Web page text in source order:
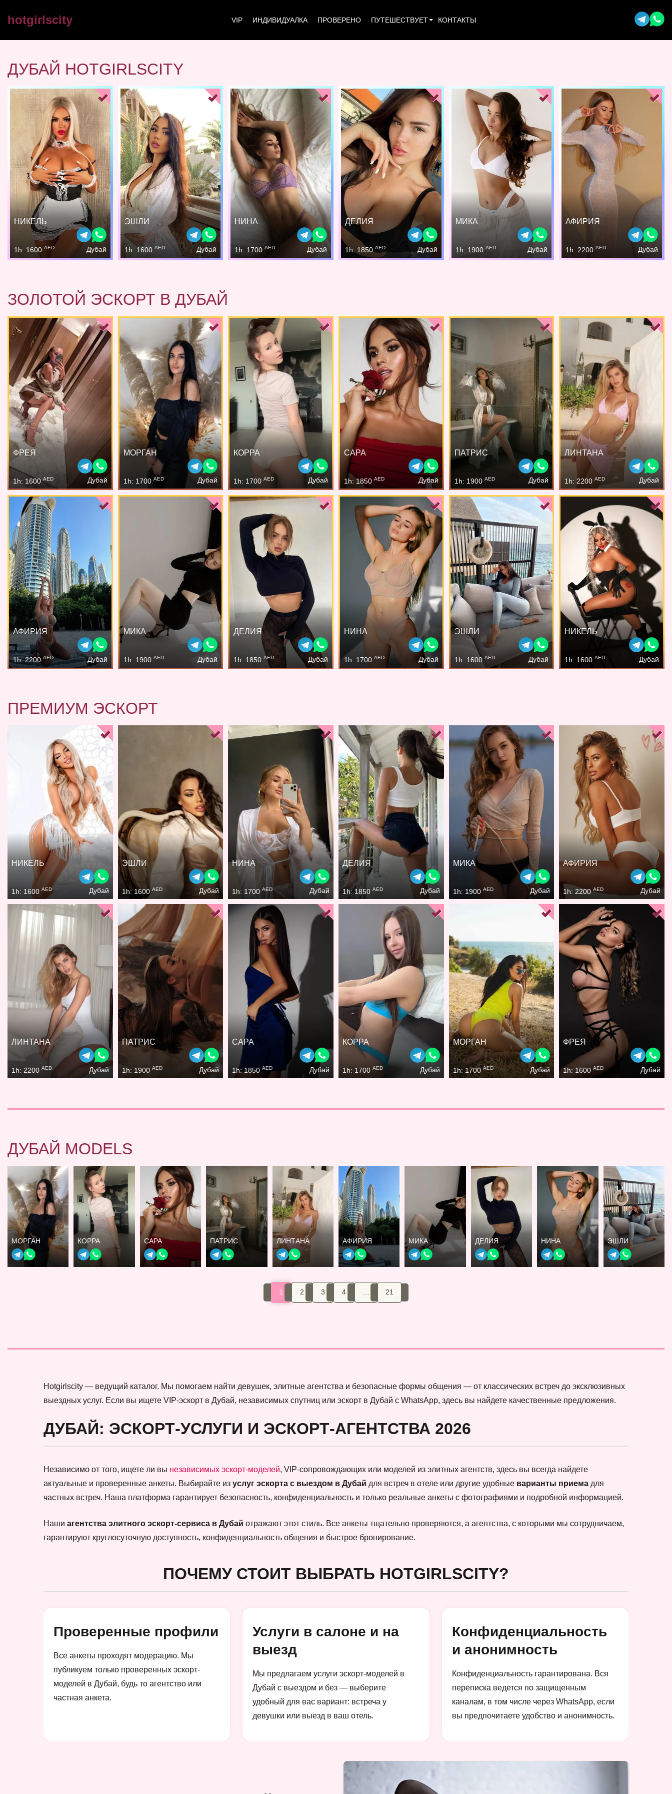
hotgirlscity VIP ИНДИВИДУАЛКА ПРОВЕРЕНО ПУТЕШЕСТВУЕТ КОНТАКТЫ
ДУБАЙ HOTGIRLSCITY
НИКЕЛЬ
1h: 1600 AED Дубай
ЭШЛИ
1h: 1600 AED Дубай
НИНА
1h: 1700AED Дубай
ДЕЛИЯ
1h: 1850 AED Дубай
МИКА
1h: 1900 AED Дубай
АФИРИЯ
1h: 2200AED Дубай
ЗОЛОТОЙ ЭСКОРТ В ДУБАЙ
ФРЕЯ
1h: 1600AED Дубай
МОРГАН
1h: 1700AED Дубай
КОРРА
1h: 1700AED Дубай
САРА
1h: 1850 AED Дубай
ПАТРИС
1h: 1900 AED Дубай
ЛИНТАНА
1h: 2200AED Дубай
АФИРИЯ
1h: 2200 AED Дубай
МИКА
1h: 1900 AED Дубай
ДЕЛИЯ
1h: 1850AED Дубай
НИНА
1h: 1700 AED Дубай
ЭШЛИ
1h: 1600 AED Дубай
НИКЕЛЬ
1h: 1600AED Дубай
ПРЕМИУМ ЭСКОРТ
НИКЕЛЬ
1h: 1600 AED Дубай
ЭШЛИ
1h: 1600 AED Дубай
НИНА
1h: 1700AED Дубай
ДЕЛИЯ
1h: 1850 AED Дубай
МИКА
1h: 1900 AED Дубай
АФИРИЯ
1h: 2200AED Дубай
ЛИНТАНА
1h: 2200 AED Дубай
ПАТРИС
1h: 1900 AED Дубай
САРА
1h: 1850AED Дубай
КОРРА
1h: 1700 AED Дубай
МОРГАН
1h: 1700AED Дубай
ФРЕЯ
1h: 1600AED Дубай
ДУБАЙ MODELS
МОРГАН КОРРА САРА ПАТРИС ЛИНТАНА АФИРИЯ МИКА ДЕЛИЯ НИНА ЭШЛИ
1 2 3 4 21
Hotgirlscity — ведущий каталог. Мы помогаем найти девушек, элитные агентства и безопасные формы общения — от классических встреч до эксклюзивных
выездных услуг. Если вы ищете VIP-эскорт в Дубай, независимых спутниц или эскорт в Дубай с WhatsApp, здесь вы найдете качественные предложения.
ДУБАЙ: ЭСКОРТ-УСЛУГИ И ЭСКОРТ-АГЕНТСТВА 2026
Независимо от того, ищете ли вы независимых эскорт-моделей, VIP-сопровождающих или моделей из элитных агентств, здесь вы всегда найдете
актуальные и проверенные анкеты. Выбирайте из услуг эскорта с выездом в Дубай для встреч в отеле или другие удобные варианты приема для
частных встреч. Наша платформа гарантирует безопасность, конфиденциальность и только реальные анкеты с фотографиями и подробной информацией.
Наши агентства элитного эскорт-сервиса в Дубай отражают этот стиль. Все анкеты тщательно проверяются, а агентства, с которыми мы сотрудничаем,
гарантируют круглосуточную доступность, конфиденциальность общения и быстрое бронирование.
ПОЧЕМУ СТОИТ ВЫБРАТЬ HOTGIRLSCITY?
Проверенные профили
Все анкеты проходят модерацию. Мы
публикуем только проверенных эскорт-
моделей в Дубай, будь то агентство или
частная анкета.
Услуги в салоне и на
выезд
Мы предлагаем услуги эскорт-моделей в
Дубай с выездом и без — выберите
удобный для вас вариант: встреча у
девушки или выезд в ваш отель.
Конфиденциальность
и анонимность
Конфиденциальность гарантирована. Вся
переписка ведется по защищенным
каналам, в том числе через WhatsApp, если
вы предпочитаете удобство и анонимность.